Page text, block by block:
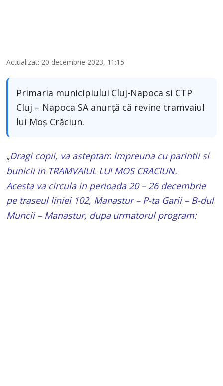
Actualizat: 20 decembrie 2023, 11:15
Primaria municipiului Cluj-Napoca si CTP
Cluj – Napoca SA anunță că revine tramvaiul
lui Moș Crăciun.
„Dragi copii, va asteptam impreuna cu parintii si
bunicii in TRAMVAIUL LUI MOS CRACIUN.
Acesta va circula in perioada 20 – 26 decembrie
pe traseul liniei 102, Manastur – P-ta Garii – B-dul
Muncii – Manastur, dupa urmatorul program: